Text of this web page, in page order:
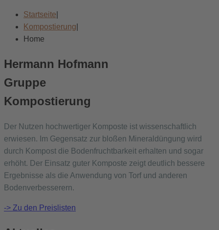
Startseite
Kompostierung
Home
Hermann Hofmann
Gruppe
Kompostierung
Der Nutzen hochwertiger Komposte ist wissenschaftlich
erwiesen. Im Gegensatz zur bloßen Mineraldüngung wird
durch Kompost die Bodenfruchtbarkeit erhalten und sogar
erhöht. Der Einsatz guter Komposte zeigt deutlich bessere
Ergebnisse als die Anwendung von Torf und anderen
Bodenverbesserern.
-> Zu den Preislisten